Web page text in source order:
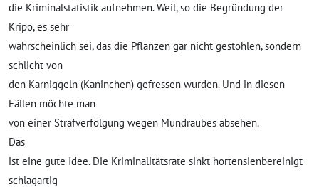
die Kriminalstatistik aufnehmen. Weil, so die Begründung der
Kripo, es sehr
wahrscheinlich sei, das die Pflanzen gar nicht gestohlen, sondern
schlicht von
den Karniggeln (Kaninchen) gefressen wurden. Und in diesen
Fällen möchte man
von einer Strafverfolgung wegen Mundraubes absehen.
Das
ist eine gute Idee. Die Kriminalitätsrate sinkt hortensienbereinigt
schlagartig